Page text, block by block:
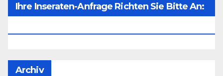
Ihre Inseraten-Anfrage Richten Sie Bitte An:
Archiv